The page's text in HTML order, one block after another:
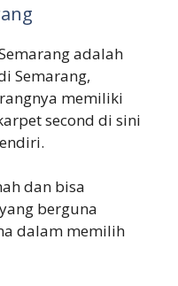
adalah
Semarang,
memiliki
second di sini
dan bisa
berguna
dalam memilih